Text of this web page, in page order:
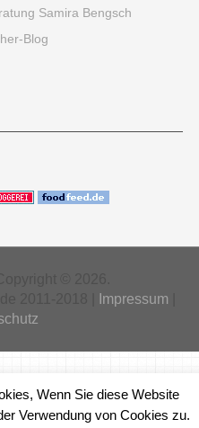
Samira Bengsch
Blog
© 2026.
Impressum
Wenn Sie diese Website
Verwendung von Cookies zu.